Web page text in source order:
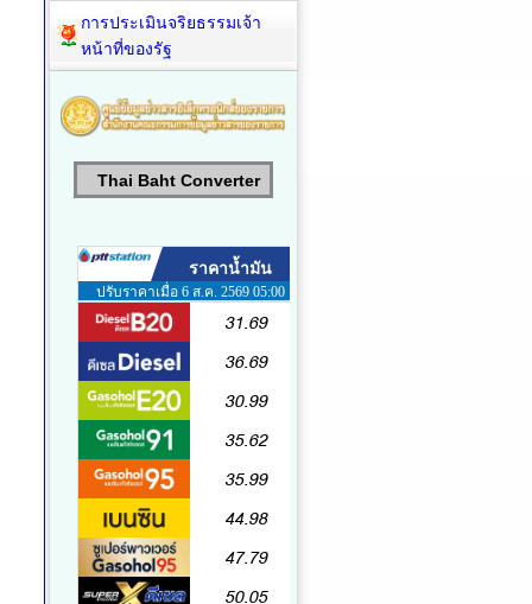
การประเมินจริยธรรมเจ้า
หน้าที่ของรัฐ
Thai Baht Converter